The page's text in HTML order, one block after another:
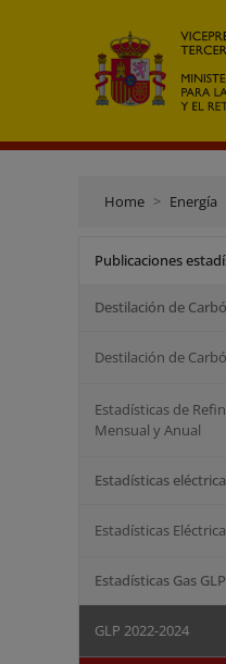
Home Energía
Publicaciones
Destilación de
Destilación de
Estadísticas de
Mensual y Anual
Estadísticas
Estadísticas
Estadísticas Gas
GLP 2022-2024